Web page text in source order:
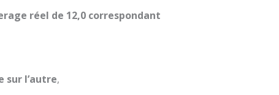
réel de 12,0 correspondant
sur l’autre,